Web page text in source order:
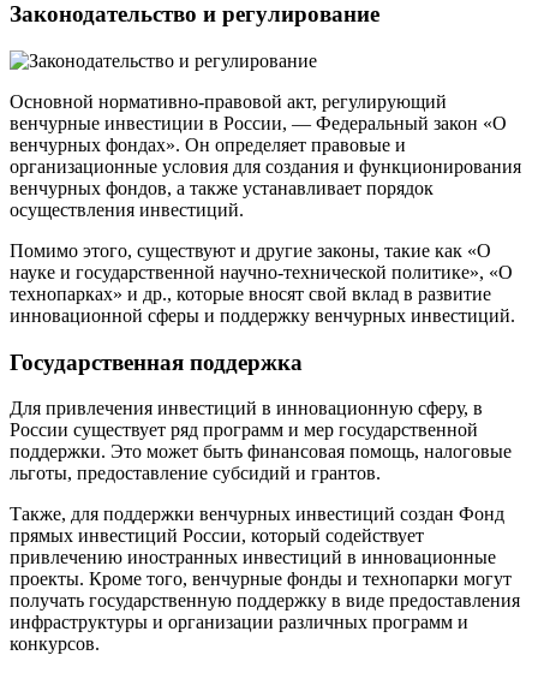
Законодательство и регулирование
Основной нормативно-правовой акт, регулирующий
венчурные инвестиции в России, — Федеральный закон «О
венчурных фондах». Он определяет правовые и
организационные условия для создания и функционирования
венчурных фондов, а также устанавливает порядок
осуществления инвестиций.
Помимо этого, существуют и другие законы, такие как «О
науке и государственной научно-технической политике», «О
технопарках» и др., которые вносят свой вклад в развитие
инновационной сферы и поддержку венчурных инвестиций.
Государственная поддержка
Для привлечения инвестиций в инновационную сферу, в
России существует ряд программ и мер государственной
поддержки. Это может быть финансовая помощь, налоговые
льготы, предоставление субсидий и грантов.
Также, для поддержки венчурных инвестиций создан Фонд
прямых инвестиций России, который содействует
привлечению иностранных инвестиций в инновационные
проекты. Кроме того, венчурные фонды и технопарки могут
получать государственную поддержку в виде предоставления
инфраструктуры и организации различных программ и
конкурсов.